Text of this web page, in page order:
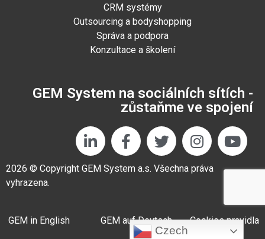
CRM systémy
Outsourcing a bodyshopping
Správa a podpora
Konzultace a školení
GEM System na sociálních sítích -
zůstaňme ve spojení
2026 © Copyright GEM System a.s. Všechna práva
vyhrazena.
GEM in English GEM auf Deutsch Cookies pravidla
Czech